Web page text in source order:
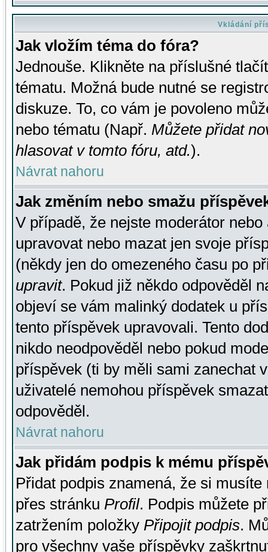
Vkládání
Jak vložím téma do fóra?
Jednouše. Klikněte na příslušné
tématu. Možná bude nutné se
diskuze. To, co vám je povoleno
nebo tématu (Např. Můžete přidat
hlasovat v tomto fóru, atd.).
Návrat nahoru
Jak změním nebo smažu
V případě, že nejste moderátor
upravovat nebo mazat jen svoje
(někdy jen do omezeného času po
upravit. Pokud již někdo odpověděl
objeví se vám malinký dodatek u
tento příspěvek upravovali. Tento
nikdo neodpověděl nebo pokud
příspěvek (ti by měli sami zanechat
uživatelé nemohou příspěvek
odpověděl.
Návrat nahoru
Jak přidám podpis k mému
Přidat podpis znamená, že si
přes stránku Profil. Podpis můžete
zatržením položky Připojit podpis.
pro všechny vaše příspěvky